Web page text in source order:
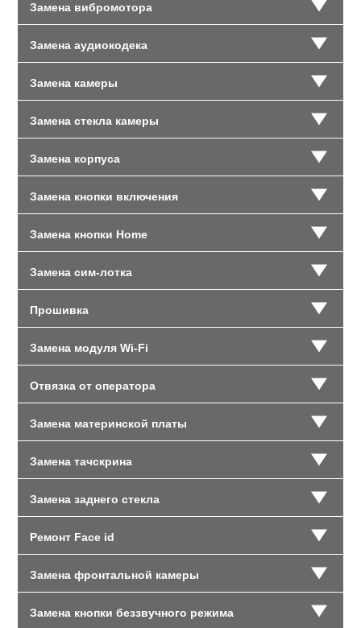
Замена вибромотора
Замена аудиокодека
Замена камеры
Замена стекла камеры
Замена корпуса
Замена кнопки включения
Замена кнопки Home
Замена сим-лотка
Прошивка
Замена модуля Wi-Fi
Отвязка от оператора
Замена материнской платы
Замена тачскрина
Замена заднего стекла
Ремонт Face id
Замена фронтальной камеры
Замена кнопки беззвучного режима